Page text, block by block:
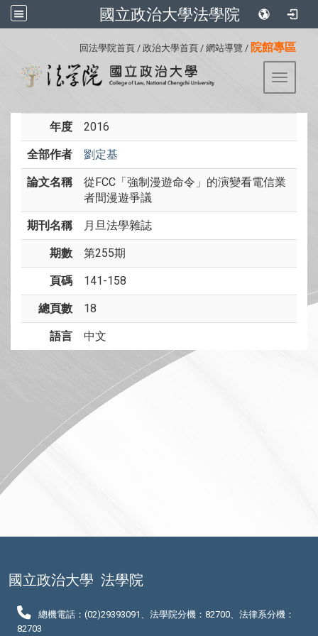
國立政治大學法學院
回法學院首頁 / 政治大學首頁 / 網站導覽 / 院館專區
Toggle
年度 2016
全部作者 劉定基
論文名稱
從FCC「強制漫遊命令」的演變看電信業
者間漫遊爭議
期刊名稱 月旦法學雜誌
期數 第255期
頁碼 141-158
總頁數 18
語言 中文
國立政治大學 法學院
總機電話：(02)29393091、法學院分機：82700、法律系分機：
82703